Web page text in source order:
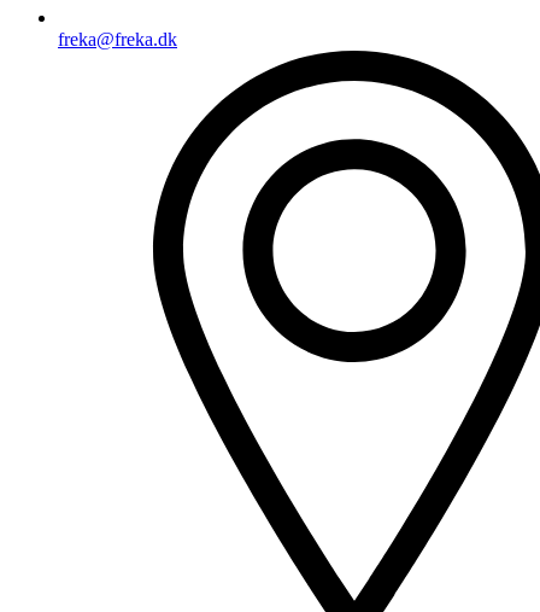
freka@freka.dk